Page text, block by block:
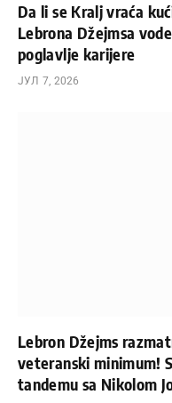
Da li se Kralj vraća
Lebrona Džejmsa
poglavlje karijere
ЈУЛ 7, 2026
Lebron Džejms
veteranski minimum!
tandemu sa Nikolom